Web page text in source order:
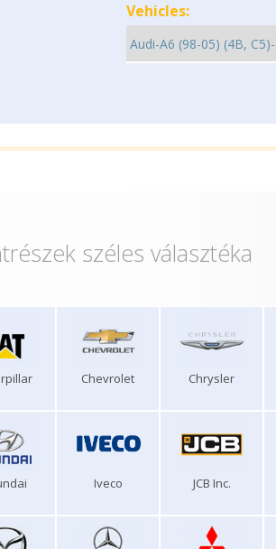
Vehicles:
széles választéka
Chevrolet Chrysler
Iveco JCB Inc.